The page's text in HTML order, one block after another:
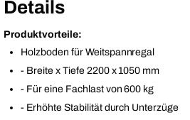
Details
Produktvorteile:
Holzboden für Weitspannregal
- Breite x Tiefe 2200 x 1050 mm
- Für eine Fachlast von 600 kg
- Erhöhte Stabilität durch Unterzüge